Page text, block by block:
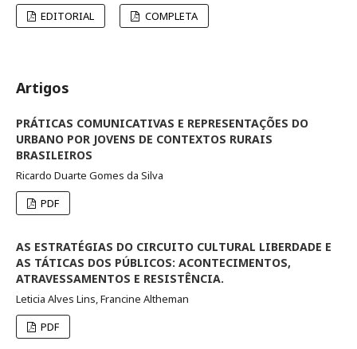
EDITORIAL COMPLETA
Artigos
PRÁTICAS COMUNICATIVAS E REPRESENTAÇÕES DO
URBANO POR JOVENS DE CONTEXTOS RURAIS
BRASILEIROS
Ricardo Duarte Gomes da Silva
PDF
AS ESTRATÉGIAS DO CIRCUITO CULTURAL LIBERDADE E
AS TÁTICAS DOS PÚBLICOS: ACONTECIMENTOS,
ATRAVESSAMENTOS E RESISTÊNCIA.
Leticia Alves Lins, Francine Altheman
PDF